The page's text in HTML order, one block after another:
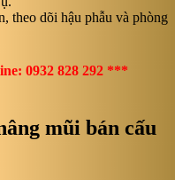
theo dõi hậu phẫu và phòng
0932 828 292 ***
mũi bán cấu